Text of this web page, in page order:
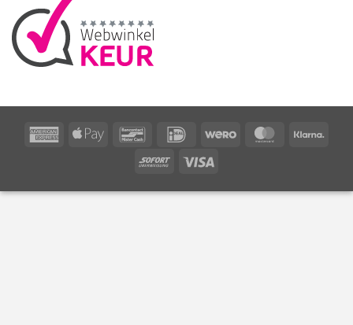
AmericanApple
BancontactIDeal Wero MasterCard
Sofort